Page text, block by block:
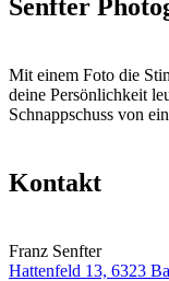
Senfter
Mit einem Foto die
deine Persönlichkeit
Schnappschuss von
Kontakt
Franz Senfter
Hattenfeld 13, 6323